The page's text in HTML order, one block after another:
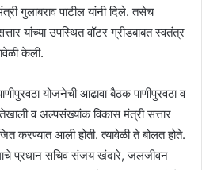
गुलाबराव पाटील यांनी दिले. तसेच
यांच्या उपस्थित वॉटर ग्रीडबाबत स्वतंत्र
केली.
योजनेची आढावा बैठक पाणीपुरवठा व
व अल्पसंख्यांक विकास मंत्री सत्तार
करण्यात आली होती. त्यावेळी ते बोलत होते.
प्रधान सचिव संजय खंदारे, जलजीवन